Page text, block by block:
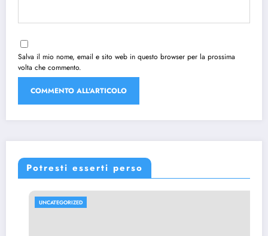
Salva il mio nome, email e sito web in questo browser per la prossima
volta che commento.
Potresti esserti perso
UNCATEGORIZED